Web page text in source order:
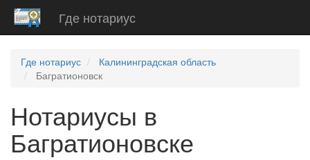
Где нотариус
Где нотариус
Калининградская область
Багратионовск
Нотариусы в
Багратионовске